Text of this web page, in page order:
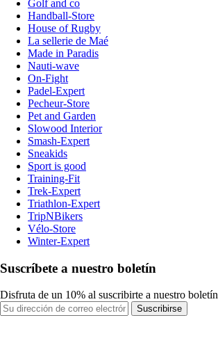
Golf and co
Handball-Store
House of Rugby
La sellerie de Maé
Made in Paradis
Nauti-wave
On-Fight
Padel-Expert
Pecheur-Store
Pet and Garden
Slowood Interior
Smash-Expert
Sneakids
Sport is good
Training-Fit
Trek-Expert
Triathlon-Expert
TripNBikers
Vélo-Store
Winter-Expert
Suscríbete a nuestro boletín
Disfruta de un 10% al suscribirte a nuestro boletín
Suscribirse